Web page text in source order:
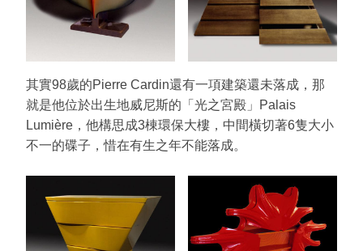
其實98歲的Pierre Cardin還有一項建築還未落成，那
就是他位於出生地威尼斯的「光之宮殿」Palais
Lumière，他構思成3棟環保大樓，中間橫切著6隻大小
不一的碟子，惜在有生之年不能落成。